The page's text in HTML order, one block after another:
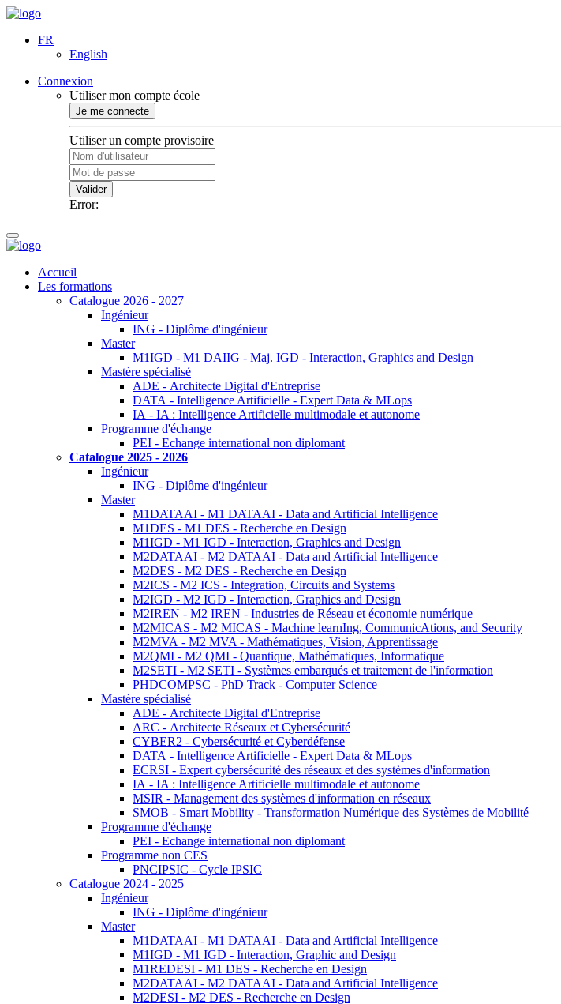
FR
English
Connexion
Utiliser mon compte école
Je me connecte
Utiliser un compte provisoire
Valider
Error:
Accueil
Les formations
Catalogue 2026 - 2027
Ingénieur
ING - Diplôme d'ingénieur
Master
M1IGD - M1 DAIIG - Maj. IGD - Interaction, Graphics and Design
Mastère spécialisé
ADE - Architecte Digital d'Entreprise
DATA - Intelligence Artificielle - Expert Data & MLops
IA - IA : Intelligence Artificielle multimodale et autonome
Programme d'échange
PEI - Echange international non diplomant
Catalogue 2025 - 2026
Ingénieur
ING - Diplôme d'ingénieur
Master
M1DATAAI - M1 DATAAI - Data and Artificial Intelligence
M1DES - M1 DES - Recherche en Design
M1IGD - M1 IGD - Interaction, Graphics and Design
M2DATAAI - M2 DATAAI - Data and Artificial Intelligence
M2DES - M2 DES - Recherche en Design
M2ICS - M2 ICS - Integration, Circuits and Systems
M2IGD - M2 IGD - Interaction, Graphics and Design
M2IREN - M2 IREN - Industries de Réseau et économie numérique
M2MICAS - M2 MICAS - Machine learnIng, CommunicAtions, and Security
M2MVA - M2 MVA - Mathématiques, Vision, Apprentissage
M2QMI - M2 QMI - Quantique, Mathématiques, Informatique
M2SETI - M2 SETI - Systèmes embarqués et traitement de l'information
PHDCOMPSC - PhD Track - Computer Science
Mastère spécialisé
ADE - Architecte Digital d'Entreprise
ARC - Architecte Réseaux et Cybersécurité
CYBER2 - Cybersécurité et Cyberdéfense
DATA - Intelligence Artificielle - Expert Data & MLops
ECRSI - Expert cybersécurité des réseaux et des systèmes d'information
IA - IA : Intelligence Artificielle multimodale et autonome
MSIR - Management des systèmes d'information en réseaux
SMOB - Smart Mobility - Transformation Numérique des Systèmes de Mobilité
Programme d'échange
PEI - Echange international non diplomant
Programme non CES
PNCIPSIC - Cycle IPSIC
Catalogue 2024 - 2025
Ingénieur
ING - Diplôme d'ingénieur
Master
M1DATAAI - M1 DATAAI - Data and Artificial Intelligence
M1IGD - M1 IGD - Interaction, Graphic and Design
M1REDESI - M1 DES - Recherche en Design
M2DATAAI - M2 DATAAI - Data and Artificial Intelligence
M2DESI - M2 DES - Recherche en Design